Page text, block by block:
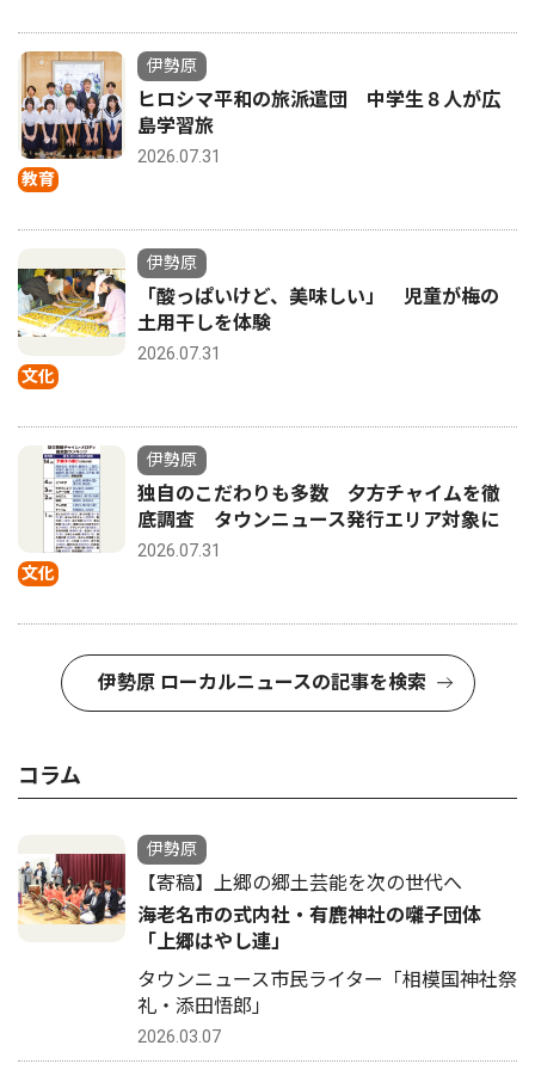
教育
伊勢原
ヒロシマ平和の旅派遣団 中学生８人が広
島学習旅
2026.07.31
文化
伊勢原
「酸っぱいけど、美味しい」 児童が梅の
土用干しを体験
2026.07.31
文化
伊勢原
独自のこだわりも多数 夕方チャイムを徹
底調査 タウンニュース発行エリア対象に
2026.07.31
伊勢原 ローカルニュースの記事を検索
コラム
伊勢原
【寄稿】上郷の郷土芸能を次の世代へ
海老名市の式内社・有鹿神社の囃子団体
「上郷はやし連」
タウンニュース市民ライター「相模国神社祭
礼・添田悟郎」
2026.03.07